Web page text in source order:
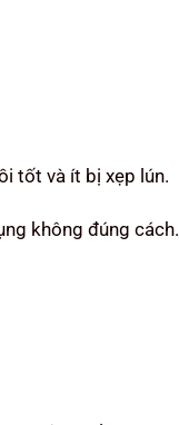
tốt và ít bị xẹp lún.
không đúng cách.